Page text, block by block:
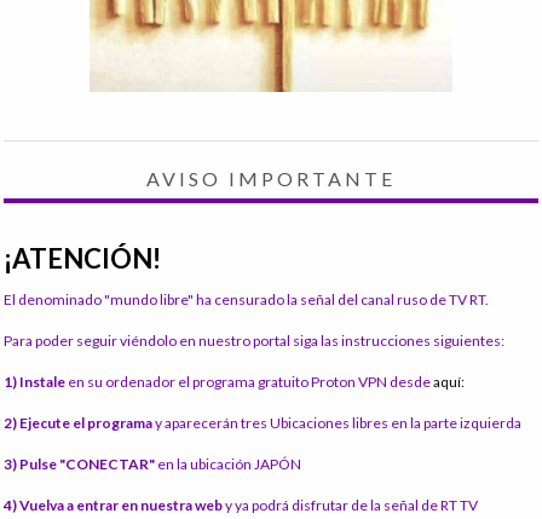
AVISO IMPORTANTE
¡ATENCIÓN!
El denominado "mundo libre" ha censurado la señal del canal ruso de TV RT.
Para poder seguir viéndolo en nuestro portal siga las instrucciones siguientes:
1) Instale en su ordenador el programa gratuito Proton VPN desdeaquí:
2) Ejecute el programay aparecerán tres Ubicaciones libres en la parte izquierda
3) Pulse "CONECTAR" en la ubicación JAPÓN
4) Vuelva a entrar en nuestra weby ya podrá disfrutar de la señal de RT TV